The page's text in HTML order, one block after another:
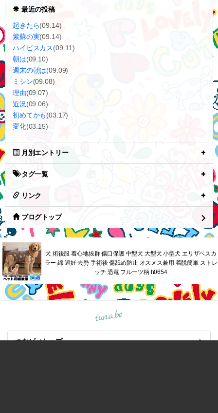
最近の投稿
起きたら(09.14)
紫蘇の実(09.14)
ハイビスカス(09.11)
朝は(09.10)
週末の朝は(09.09)
ミシン(09.08)
理由(09.07)
近況(09.06)
初めてかも(03.17)
変化(03.15)
月別エントリー
タグ一覧
リンク
ブログトップ
犬 術後服 着心地抜群 傷口保護 中型犬 大型犬 小型犬 エリザベスカ
ラー 綿 避妊 去勢 手術後 傷舐め防止 オスメス兼用 着脱簡単 ストレ
ッチ 恐竜 フルーツ柄 h0654
tuna.be
つなビィトップ